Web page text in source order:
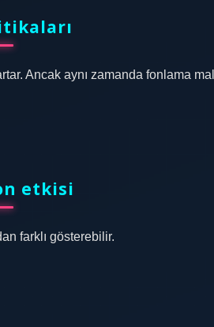
Ancak aynı zamanda fonlama
etkisi
farklı gösterebilir.